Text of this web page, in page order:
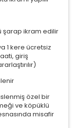
şarap ikram edilir
1 kere ücretsiz
giriş
özel bir
ve köpüklü
misafir